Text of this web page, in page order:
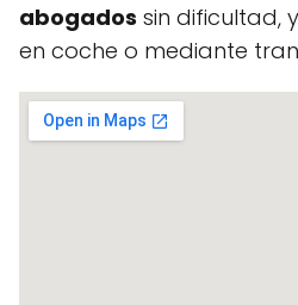
abogados sin dificultad,
en coche o mediante